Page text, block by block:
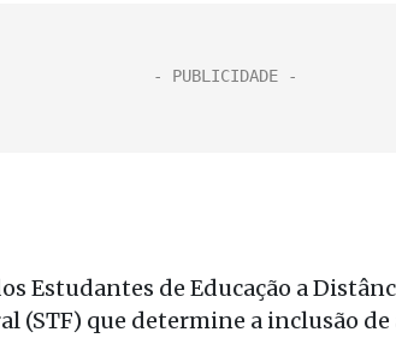
Estudantes de Educação a
(STF) que determine a inclusão